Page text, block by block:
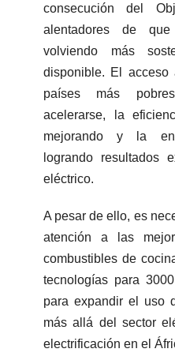
consecución del
alentadores de
volviendo más
disponible. El
países más
acelerarse, la
mejorando y la
logrando resultados
eléctrico.
A pesar de ello, es
atención a las
combustibles de
tecnologías para
para expandir el uso
más allá del sector
electrificación en el